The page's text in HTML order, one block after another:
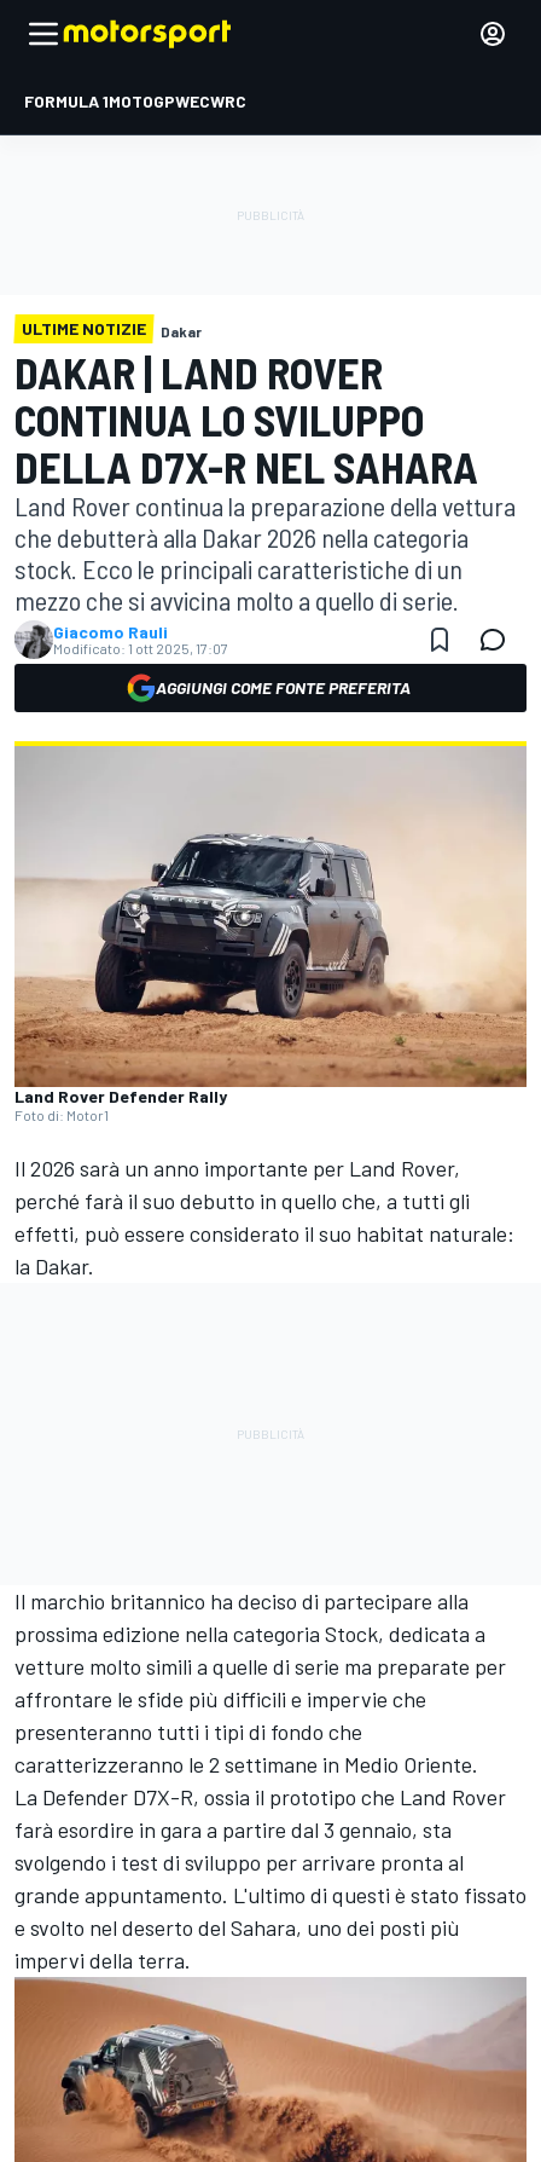
FORMULA 1MOTOGPWECWRC
ULTIME NOTIZIE Dakar
DAKAR | LAND ROVER
CONTINUA LO SVILUPPO
DELLA D7X-R NEL SAHARA
Land Rover continua la preparazione della vettura
che debutterà alla Dakar 2026 nella categoria
stock. Ecco le principali caratteristiche di un
mezzo che si avvicina molto a quello di serie.
Giacomo Rauli
Modificato: 1 ott 2025, 17:07
AGGIUNGI COME FONTE PREFERITA
Land Rover Defender Rally
Foto di: Motor1
Il 2026 sarà un anno importante per Land Rover,
perché farà il suo debutto in quello che, a tutti gli
effetti, può essere considerato il suo habitat naturale:
la Dakar.
Il marchio britannico ha deciso di partecipare alla
prossima edizione nella categoria Stock, dedicata a
vetture molto simili a quelle di serie ma preparate per
affrontare le sfide più difficili e impervie che
presenteranno tutti i tipi di fondo che
caratterizzeranno le 2 settimane in Medio Oriente.
La Defender D7X-R, ossia il prototipo che Land Rover
farà esordire in gara a partire dal 3 gennaio, sta
svolgendo i test di sviluppo per arrivare pronta al
grande appuntamento. L'ultimo di questi è stato fissato
e svolto nel deserto del Sahara, uno dei posti più
impervi della terra.